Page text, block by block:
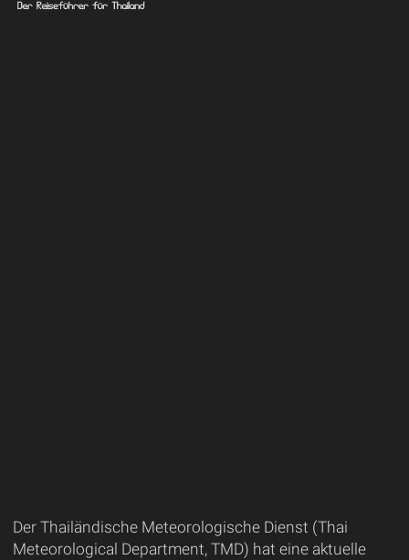
Der Thailändische Meteorologische Dienst (Thai
Meteorological Department, TMD) hat eine aktuelle